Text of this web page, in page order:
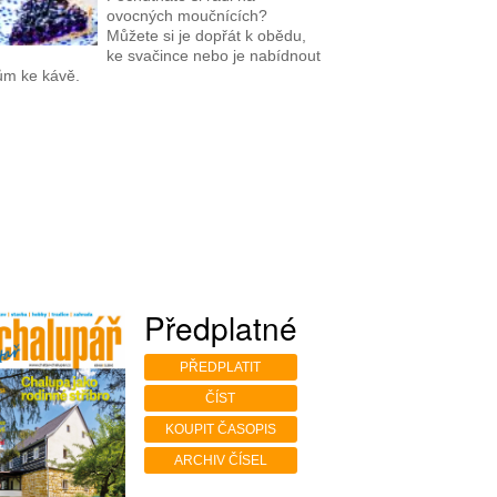
ovocných moučnících?
Můžete si je dopřát k obědu,
ke svačince nebo je nabídnout
ke kávě.
Předplatné
PŘEDPLATIT
ČÍST
KOUPIT ČASOPIS
ARCHIV ČÍSEL